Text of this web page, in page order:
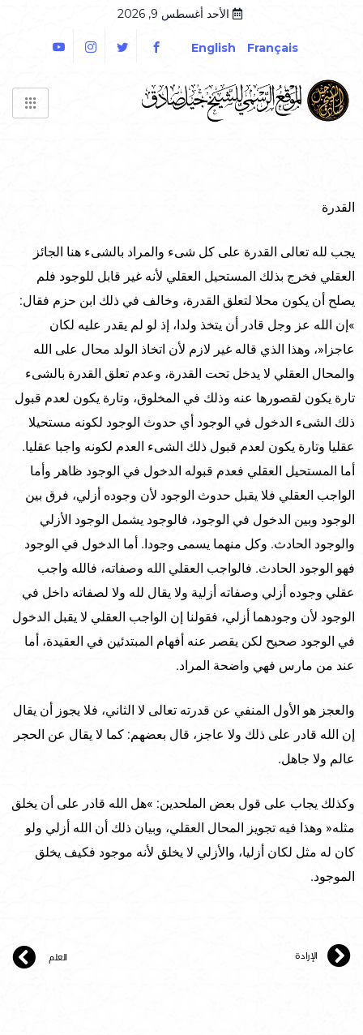
الأحد أغسطس 9, 2026
Français
English
القدرة
يجب لله تعالى القدرة على كل شىء والمراد بالشىء هنا الجائز
العقلي فخرج بذلك المستحيل العقلي لأنه غير قابل للوجود فلم
يصلح أن يكون محلا لتعلق القدرة، وخالف في ذلك ابن حزم فقال:
»إن الله عز وجل قادر أن يتخذ ولدا، إذ لو لم يقدر عليه لكان
عاجزا«، وهذا الذي قاله غير لازم لأن اتخاذ الولد محال على الله
والمحال العقلي لا يدخل تحت القدرة، وعدم تعلق القدرة بالشىء
تارة يكون لقصورها عنه وذلك في المخلوق، وتارة يكون لعدم قبول
ذلك الشىء الدخول في الوجود أي حدوث الوجود لكونه مستحيلا
عقليا وتارة يكون لعدم قبول ذلك الشىء العدم لكونه واجبا عقليا.
أما المستحيل العقلي فعدم قبوله الدخول في الوجود ظاهر وأما
الواجب العقلي فلا يقبل حدوث الوجود لأن وجوده أزلي، فرق بين
الوجود وبين الدخول في الوجود، فالوجود يشمل الوجود الأزلي
والوجود الحادث. وكل منهما يسمى وجودا. أما الدخول في الوجود
فهو الوجود الحادث. فالواجب العقلي الله وصفاته، فالله واجب
عقلي وجوده أزلي وصفاته أزلية ولا يقال لله ولا لصفاته داخل في
الوجود لأن وجودهما أزلي، فقولنا إن الواجب العقلي لا يقبل الدخول
في الوجود صحيح لكن يقصر عنه أفهام المبتدئين في العقيدة، أما
عند من مارس فهي واضحة المراد.
والعجز هو الأول المنفي عن قدرته تعالى لا الثاني، فلا يجوز أن يقال
إن الله قادر على ذلك ولا عاجز، قال بعضهم: كما لا يقال عن الحجر
عالم ولا جاهل.
وكذلك يجاب على قول بعض الملحدين: »هل الله قادر على أن يخلق
مثله« وهذا فيه تجويز المحال العقلي، وبيان ذلك أن الله أزلي ولو
كان له مثل لكان أزليا، والأزلي لا يخلق لأنه موجود فكيف يخلق
الموجود.
الإرادة العلم